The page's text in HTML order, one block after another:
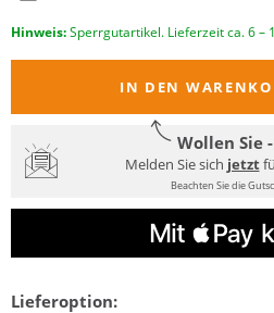
Hinweis: Sperrgutartikel. Lieferzeit ca. 6 –
IN DEN
Wollen Sie
Melden Sie sich jetzt
Beachten Sie die
Lieferoption: